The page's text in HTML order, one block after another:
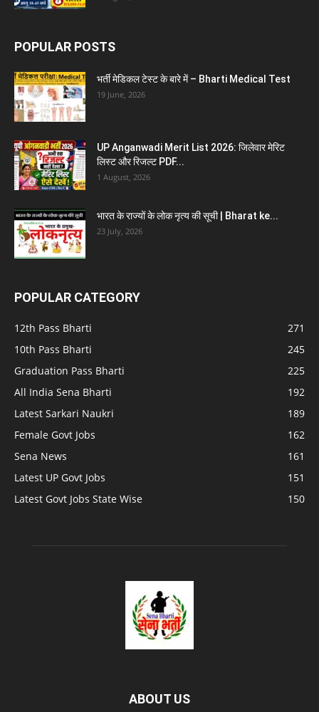
POPULAR POSTS
भर्ती मेडिकल टेस्ट के बारे में – Bharti Medical Test
19 June, 2026
UP Anganwadi Merit List 2026: जिलेवार मेरिट
लिस्ट और रिजल्ट PDF...
1 August, 2026
भारत के राज्यों के लोक नृत्य की सूची | Bharat ke...
23 July, 2026
POPULAR CATEGORY
12th Pass Bharti
271
10th Pass Bharti
245
Graduation Pass Bharti
225
All India Sena Bharti
192
Latest Sarkari Naukri
189
Female Govt Jobs
162
Sena News
161
Latest UP Govt Jobs
151
Latest Govt Jobs State Wise
150
ABOUT US